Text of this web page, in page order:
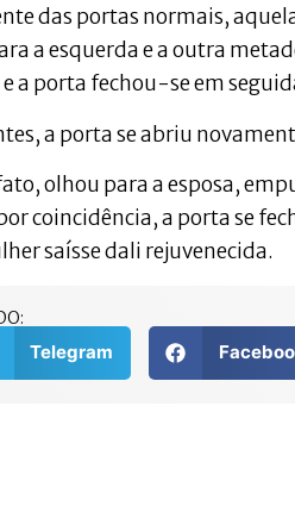
das portas normais,
a esquerda e a outra
a porta fechou-se em
a porta se abriu
olhou para a esposa,
coincidência, a porta se
saísse dali rejuvenecida.
Telegram